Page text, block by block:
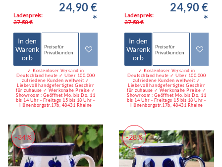
Ladenpreis:
37,50 €
24,90 €
*
In den
Warenk
orb
Preise für
Privatkunden
✓ Kostenloser Versand in
Deutschland heute ✓ Über 100.000
zufriedene Kunden weltweit ✓
Liebevoll handgefertigtes Geschirr
für zuhause ✓ Werksnahe Preise ✓
Showroom : Geöffnet Mo. bis Do. 11
bis 14 Uhr - Freitags 15 bis 18 Uhr -
Hünenborgstr.17b, 48431 Rheine
Ladenpreis:
37,50 €
24,90 €
*
In den
Warenk
orb
Preise für
Privatkunden
✓ Kostenloser Versand in
Deutschland heute ✓ Über 100.000
zufriedene Kunden weltweit ✓
Liebevoll handgefertigtes Geschirr
für zuhause ✓ Werksnahe Preise ✓
Showroom : Geöffnet Mo. bis Do. 11
bis 14 Uhr - Freitags 15 bis 18 Uhr -
Hünenborgstr.17b, 48431 Rheine
-34% -28%